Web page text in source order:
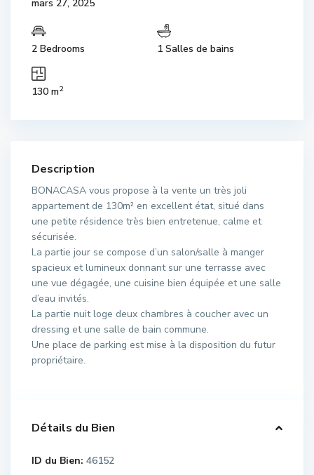
mars 27, 2025
2 Bedrooms 1 Salles de bains
130 m2
Description
BONACASA vous propose à la vente un très joli
appartement de 130m² en excellent état, situé dans
une petite résidence très bien entretenue, calme et
sécurisée.
La partie jour se compose d’un salon/salle à manger
spacieux et lumineux donnant sur une terrasse avec
une vue dégagée, une cuisine bien équipée et une salle
d’eau invités.
La partie nuit loge deux chambres à coucher avec un
dressing et une salle de bain commune.
Une place de parking est mise à la disposition du futur
propriétaire.
Détails du Bien
ID du Bien: 46152